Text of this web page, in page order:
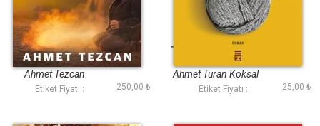
Sarı
Ahmet Tezcan
Etiket Fiyatı : 250,00 ₺
Tuhafiyedeki Hafiye
Ahmet Turan Köksal
Etiket Fiyatı : 25,00 ₺